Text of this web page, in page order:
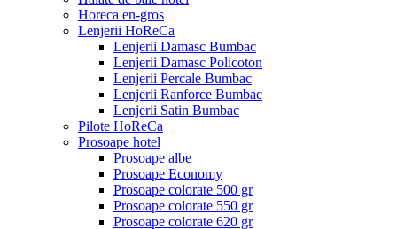
Horeca en-gros
Lenjerii HoReCa
Lenjerii Damasc Bumbac
Lenjerii Damasc Policoton
Lenjerii Percale Bumbac
Lenjerii Ranforce Bumbac
Lenjerii Satin Bumbac
Pilote HoReCa
Prosoape hotel
Prosoape albe
Prosoape Economy
Prosoape colorate 500 gr
Prosoape colorate 550 gr
Prosoape colorate 620 gr